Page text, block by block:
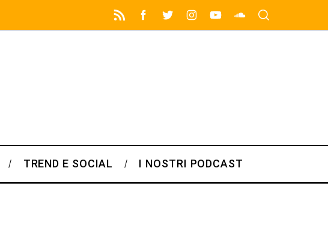
TREND E SOCIAL I NOSTRI PODCAST